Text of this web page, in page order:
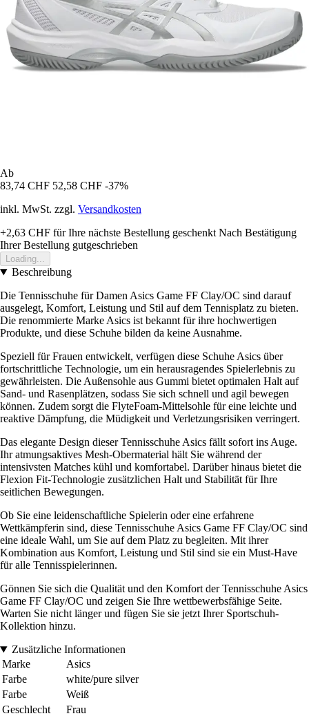
Ab
83,74 CHF 52,58 CHF -37%
inkl. MwSt. zzgl. Versandkosten
+2,63 CHF für Ihre nächste Bestellung geschenkt Nach Bestätigung
Ihrer Bestellung gutgeschrieben
Loading...
Beschreibung
Die Tennisschuhe für Damen Asics Game FF Clay/OC sind darauf
ausgelegt, Komfort, Leistung und Stil auf dem Tennisplatz zu bieten.
Die renommierte Marke Asics ist bekannt für ihre hochwertigen
Produkte, und diese Schuhe bilden da keine Ausnahme.
Speziell für Frauen entwickelt, verfügen diese Schuhe Asics über
fortschrittliche Technologie, um ein herausragendes Spielerlebnis zu
gewährleisten. Die Außensohle aus Gummi bietet optimalen Halt auf
Sand- und Rasenplätzen, sodass Sie sich schnell und agil bewegen
können. Zudem sorgt die FlyteFoam-Mittelsohle für eine leichte und
reaktive Dämpfung, die Müdigkeit und Verletzungsrisiken verringert.
Das elegante Design dieser Tennisschuhe Asics fällt sofort ins Auge.
Ihr atmungsaktives Mesh-Obermaterial hält Sie während der
intensivsten Matches kühl und komfortabel. Darüber hinaus bietet die
Flexion Fit-Technologie zusätzlichen Halt und Stabilität für Ihre
seitlichen Bewegungen.
Ob Sie eine leidenschaftliche Spielerin oder eine erfahrene
Wettkämpferin sind, diese Tennisschuhe Asics Game FF Clay/OC sind
eine ideale Wahl, um Sie auf dem Platz zu begleiten. Mit ihrer
Kombination aus Komfort, Leistung und Stil sind sie ein Must-Have
für alle Tennisspielerinnen.
Gönnen Sie sich die Qualität und den Komfort der Tennisschuhe Asics
Game FF Clay/OC und zeigen Sie Ihre wettbewerbsfähige Seite.
Warten Sie nicht länger und fügen Sie sie jetzt Ihrer Sportschuh-
Kollektion hinzu.
Zusätzliche Informationen
Marke
Asics
Farbe
white/pure silver
Farbe
Weiß
Geschlecht
Frau